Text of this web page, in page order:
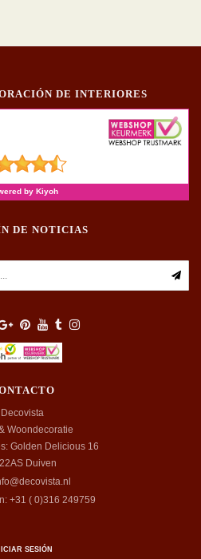
DE INTERIORES
DE NOTICIAS
Decovista
Woondecoratie
Golden Delicious 16
Duiven
+31 ( 0)316 249759
SESIÓN